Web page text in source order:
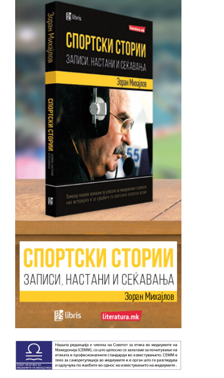
Загина 22-годишна девојка на
„Партизанска“ – возачот во...
Вооружен грабеж во